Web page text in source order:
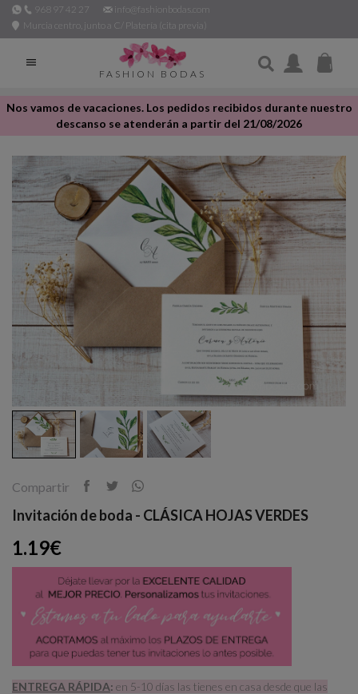
968 97 42 27
info@fashionbodas.com
Murcia centro, junto a C/ Platería (cita previa)

FASHION BODAS
Nos vamos de vacaciones. Los pedidos recibidos durante nuestro
descanso se atenderán a partir del 21/08/2026
Compartir
Invitación de boda - CLÁSICA HOJAS VERDES
1.19€
ENTREGA RÁPIDA: en 5-10 días las tienes en casa desde que las